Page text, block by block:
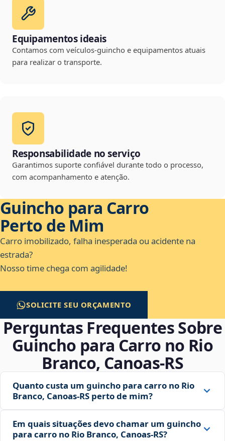
Equipamentos ideais
Contamos com veículos-guincho e equipamentos atuais
para realizar o transporte.
Responsabilidade no serviço
Garantimos suporte confiável durante todo o processo,
com acompanhamento e atenção.
Guincho para Carro
Perto de Mim
Carro imobilizado, falha inesperada ou acidente na
estrada?
Nosso time chega com agilidade!
SOLICITE SEU ORÇAMENTO
Perguntas Frequentes Sobre
Guincho para Carro no Rio
Branco, Canoas‑RS
Quanto custa um guincho para carro no Rio
Branco, Canoas‑RS perto de mim?
Em quais situações devo chamar um guincho
para carro no Rio Branco, Canoas‑RS?